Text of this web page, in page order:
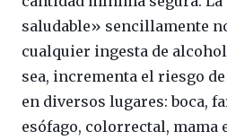
saludable» sencillamente
cualquier ingesta de
sea, incrementa el riesgo
en diversos lugares: boca,
esófago, colorrectal, mama